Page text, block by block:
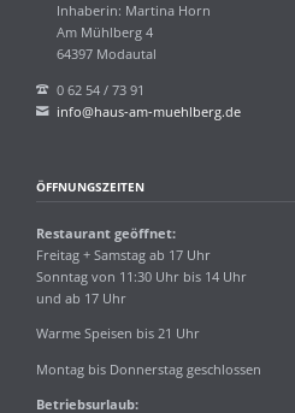
Inhaberin: Martina Horn
Am Mühlberg 4
64397 Modautal
0 62 54 / 73 91
info@haus-am-muehlberg.de
ÖFFNUNGSZEITEN
Restaurant geöffnet:
Freitag + Samstag ab 17 Uhr
Sonntag von 11:30 Uhr bis 14 Uhr
und ab 17 Uhr
Warme Speisen bis 21 Uhr
Montag bis Donnerstag geschlossen
Betriebsurlaub: